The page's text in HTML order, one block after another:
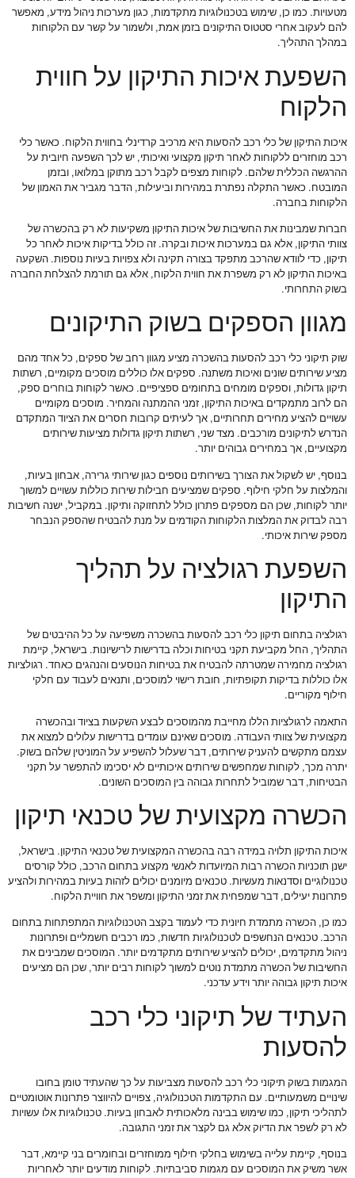
מטעויות. כמו כן, שימוש בטכנולוגיות מתקדמות, כגון מערכות ניהול מידע, מאפשר
להם לעקוב אחרי סטטוס התיקונים בזמן אמת, ולשמור על קשר עם הלקוחות
במהלך התהליך.
השפעת איכות התיקון על חווית
הלקוח
איכות התיקון של כלי רכב להסעות היא מרכיב קרדינלי בחווית הלקוח. כאשר כלי
רכב מוחזרים ללקוחות לאחר תיקון מקצועי ואיכותי, יש לכך השפעה חיובית על
ההרגשה הכללית שלהם. לקוחות מצפים לקבל רכב מתוקן במלואו, ובזמן
המובטח. כאשר התקלה נפתרת במהירות וביעילות, הדבר מגביר את האמון של
הלקוחות בחברה.
חברות שמבינות את החשיבות של איכות התיקון משקיעות לא רק בהכשרה של
צוותי התיקון, אלא גם במערכות איכות ובקרה. זה כולל בדיקות איכות לאחר כל
תיקון, כדי לוודא שהרכב מתפקד בצורה תקינה ולא צפויות בעיות נוספות. השקעה
באיכות התיקון לא רק משפרת את חווית הלקוח, אלא גם תורמת להצלחת החברה
בשוק התחרותי.
מגוון הספקים בשוק התיקונים
שוק תיקוני כלי רכב להסעות בהשכרה מציע מגוון רחב של ספקים, כל אחד מהם
מציע שירותים שונים ואיכות משתנה. ספקים אלו כוללים מוסכים מקומיים, רשתות
תיקון גדולות, וספקים מומחים בתחומים ספציפיים. כאשר לקוחות בוחרים ספק,
הם לרוב מתמקדים באיכות התיקון, זמני ההמתנה והמחיר. מוסכים מקומיים
עשויים להציע מחירים תחרותיים, אך לעיתים קרובות חסרים את הציוד המתקדם
הנדרש לתיקונים מורכבים. מצד שני, רשתות תיקון גדולות מציעות שירותים
מקצועיים, אך במחירים גבוהים יותר.
בנוסף, יש לשקול את הצורך בשירותים נוספים כגון שירותי גרירה, אבחון בעיות,
והמלצות על חלקי חילוף. ספקים שמציעים חבילות שירות כוללות עשויים למשוך
יותר לקוחות, שכן הם מספקים פתרון כולל לתחזוקה ותיקון. במקביל, ישנה חשיבות
רבה לבדוק את המלצות הלקוחות הקודמים על מנת להבטיח שהספק הנבחר
מספק שירות איכותי.
השפעת רגולציה על תהליך
התיקון
רגולציה בתחום תיקון כלי רכב להסעות בהשכרה משפיעה על כל ההיבטים של
התהליך, החל מקביעת תקני בטיחות וכלה בדרישות לרישיונות. בישראל, קיימת
רגולציה מחמירה שמטרתה להבטיח את בטיחות הנוסעים והנהגים כאחד. רגולציות
אלו כוללות בדיקות תקופתיות, חובת רישוי למוסכים, ותנאים לעבוד עם חלקי
חילוף מקוריים.
התאמה לרגולציות הללו מחייבת מהמוסכים לבצע השקעות בציוד ובהכשרה
מקצועית של צוותי העבודה. מוסכים שאינם עומדים בדרישות עלולים למצוא את
עצמם מתקשים להעניק שירותים, דבר שעלול להשפיע על המוניטין שלהם בשוק.
יתרה מכך, לקוחות שמחפשים שירותים איכותיים לא יסכימו להתפשר על תקני
הבטיחות, דבר שמוביל לתחרות גבוהה בין המוסכים השונים.
הכשרה מקצועית של טכנאי תיקון
איכות התיקון תלויה במידה רבה בהכשרה המקצועית של טכנאי התיקון. בישראל,
ישנן תוכניות הכשרה רבות המיועדות לאנשי מקצוע בתחום הרכב, כולל קורסים
טכנולוגיים וסדנאות מעשיות. טכנאים מיומנים יכולים לזהות בעיות במהירות ולהציע
פתרונות יעילים, דבר שמפחית את זמני התיקון ומשפר את חוויית הלקוח.
כמו כן, הכשרה מתמדת חיונית כדי לעמוד בקצב הטכנולוגיות המתפתחות בתחום
הרכב. טכנאים הנחשפים לטכנולוגיות חדשות, כמו רכבים חשמליים ופתרונות
ניהול מתקדמים, יכולים להציע שירותים מתקדמים יותר. המוסכים שמבינים את
החשיבות של הכשרה מתמדת נוטים למשוך לקוחות רבים יותר, שכן הם מציעים
איכות תיקון גבוהה יותר וידע עדכני.
העתיד של תיקוני כלי רכב
להסעות
המגמות בשוק תיקוני כלי רכב להסעות מצביעות על כך שהעתיד טומן בחובו
שינויים משמעותיים. עם התקדמות הטכנולוגיה, צפויים להיווצר פתרונות אוטומטיים
לתהליכי תיקון, כמו שימוש בבינה מלאכותית לאבחון בעיות. טכנולוגיות אלו עשויות
לא רק לשפר את הדיוק אלא גם לקצר את זמני התגובה.
בנוסף, קיימת עלייה בשימוש בחלקי חילוף ממוחזרים ובחומרים בני קיימא, דבר
אשר משיק את המוסכים עם מגמות סביבתיות. לקוחות מודעים יותר לאחריות